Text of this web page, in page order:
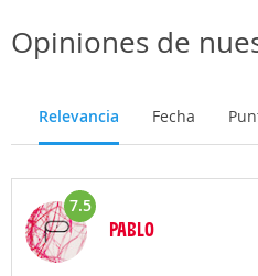
Opiniones de
Relevancia Fecha
7.5
PABLO